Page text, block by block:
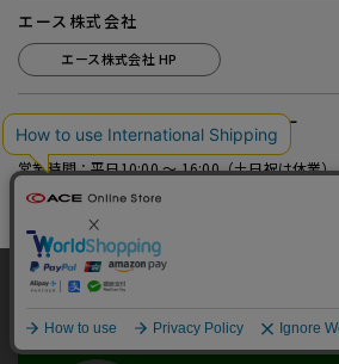
エース株式会社
エース株式会社 HP
エース株式会社 カスタマーセンター
（エースサービス株式会社）
営業時間：平日10:00 ～ 16:00（土日祝は休業）
カスタマーセンター HP
当サイトでは、サイトの利便性向上のため
て詳細はこちら